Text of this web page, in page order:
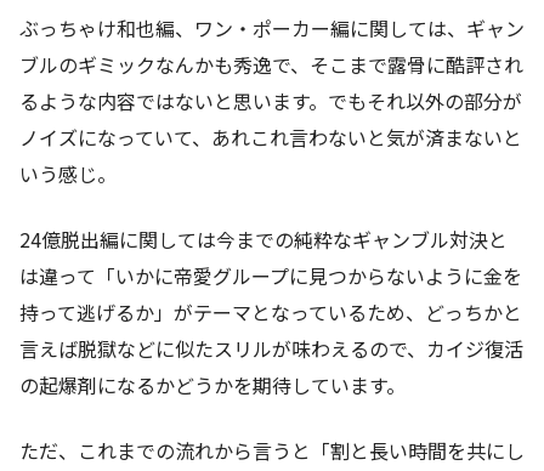
ぶっちゃけ和也編、ワン・ポーカー編に関しては、ギャン
ブルのギミックなんかも秀逸で、そこまで露骨に酷評され
るような内容ではないと思います。でもそれ以外の部分が
ノイズになっていて、あれこれ言わないと気が済まないと
いう感じ。
24億脱出編に関しては今までの純粋なギャンブル対決と
は違って「いかに帝愛グループに見つからないように金を
持って逃げるか」がテーマとなっているため、どっちかと
言えば脱獄などに似たスリルが味わえるので、カイジ復活
の起爆剤になるかどうかを期待しています。
ただ、これまでの流れから言うと「割と長い時間を共にし